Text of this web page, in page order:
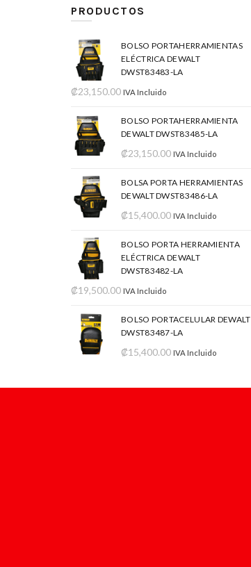
PRODUCTOS
BOLSO PORTAHERRAMIENTAS
ELÉCTRICA DEWALT
DWST83483-LA
₡23,150.00 IVA Incluido
BOLSO PORTAHERRAMIENTA
DEWALT DWST83485-LA
₡23,150.00 IVA Incluido
BOLSA PORTA HERRAMIENTAS
DEWALT DWST83486-LA
₡15,400.00 IVA Incluido
BOLSO PORTA HERRAMIENTA
ELÉCTRICA DEWALT
DWST83482-LA
₡19,500.00 IVA Incluido
BOLSO PORTACELULAR DEWALT
DWST83487-LA
₡15,400.00 IVA Incluido